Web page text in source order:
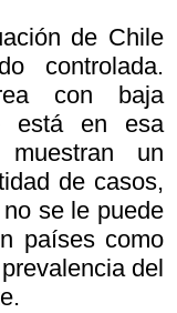
de Chile
controlada.
con baja
está en esa
un
de casos,
se le puede
países como
del